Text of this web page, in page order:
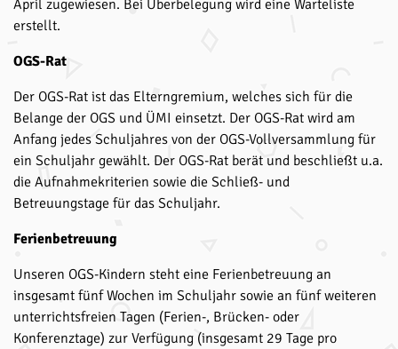
April zugewiesen. Bei Überbelegung wird eine Warteliste
erstellt.
OGS-Rat
Der OGS-Rat ist das Elterngremium, welches sich für die
Belange der OGS und ÜMI einsetzt. Der OGS-Rat wird am
Anfang jedes Schuljahres von der OGS-Vollversammlung für
ein Schuljahr gewählt. Der OGS-Rat berät und beschließt u.a.
die Aufnahmekriterien sowie die Schließ- und
Betreuungstage für das Schuljahr.
Ferienbetreuung
Unseren OGS-Kindern steht eine Ferienbetreuung an
insgesamt fünf Wochen im Schuljahr sowie an fünf weiteren
unterrichtsfreien Tagen (Ferien-, Brücken- oder
Konferenztage) zur Verfügung (insgesamt 29 Tage pro